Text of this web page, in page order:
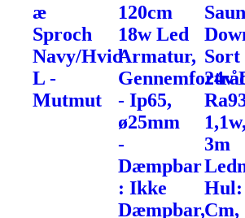
æ
Sproch
Navy/Hvid
L -
Mutmut
120cm
18w Led
Armatur,
- Ip65,
ø25mm
-
Dæmpbar
: Ikke
Dæmpbar,
Sort
24v
1,1w,
3m
Hul:
Cm,